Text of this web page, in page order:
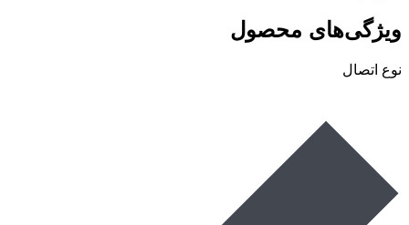
ویژگی‌های محصول
نوع اتصال